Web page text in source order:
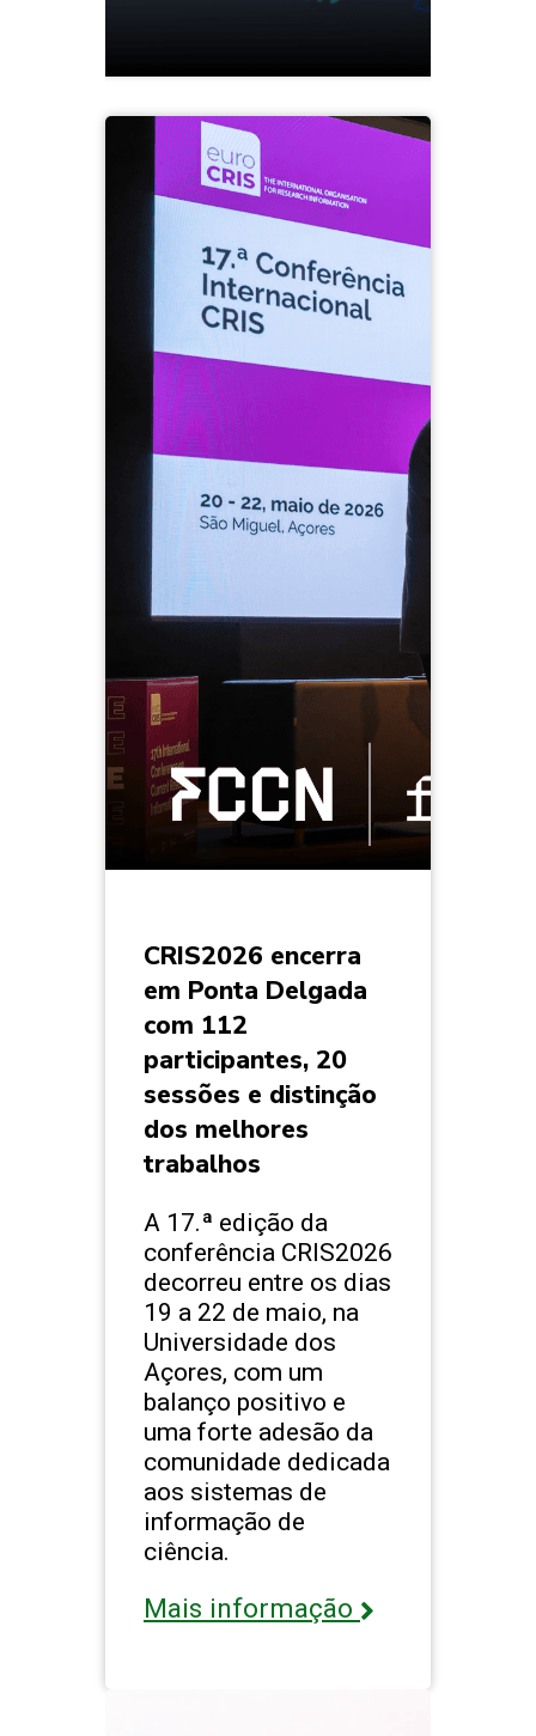
CRIS2026 encerra
em Ponta Delgada
com 112
participantes, 20
sessões e distinção
dos melhores
trabalhos
A 17.ª edição da
conferência CRIS2026
decorreu entre os dias
19 a 22 de maio, na
Universidade dos
Açores, com um
balanço positivo e
uma forte adesão da
comunidade dedicada
aos sistemas de
informação de
ciência.
Mais informação